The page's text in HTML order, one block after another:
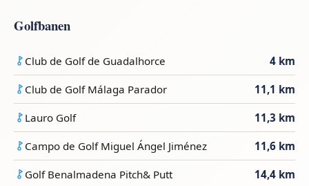
Golfbanen
Club de Golf de Guadalhorce 4 km
Club de Golf Málaga Parador 11,1 km
Lauro Golf 11,3 km
Campo de Golf Miguel Ángel Jiménez 11,6 km
Golf Benalmadena Pitch& Putt 14,4 km